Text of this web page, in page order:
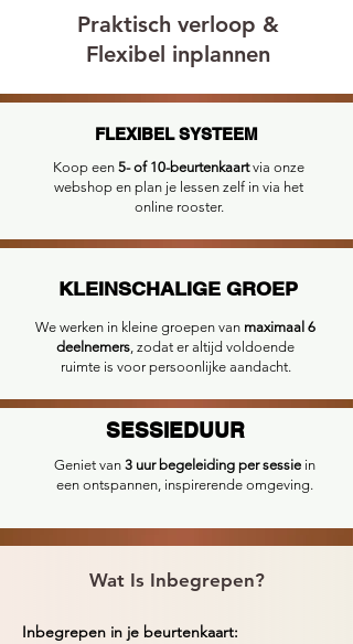
Praktisch verloop &
Flexibel inplannen
FLEXIBEL SYSTEEM
FLEXIBEL SYSTEEM
Koop een 5- of 10-beurtenkaartvia onze
webshop en plan je lessen zelf in via het
online rooster.
KLEINSCHALIGE GROEP
KLEINSCHALIGE GROEP
We werken in kleine groepen van maximaal 6
deelnemers, zodat er altijd voldoende
ruimte is voor persoonlijke aandacht.
SESSIEDUUR
SESSIEDUUR
Geniet van 3 uur begeleiding per sessiein
een ontspannen, inspirerende omgeving.
Wat Is Inbegrepen?
Inbegrepen in je beurtenkaart: